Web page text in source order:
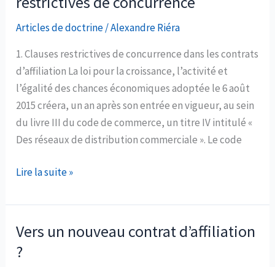
contrat
de
Articles de doctrine/Alexandre Riéra
1. Clauses restrictives de concurrence dans les contrats
d’affiliation La loi pour la croissance, l’activité et
l’égalité des chances économiques adoptée le 6 août
2015 créera, un an après son entrée en vigueur, au sein
du livre III du code de commerce, un titre IV intitulé «
Des réseaux de distribution commerciale ». Le code
Bilan
en
de
pratiques
Lire la suite »
Vers un nouveau contrat d’affiliation
?